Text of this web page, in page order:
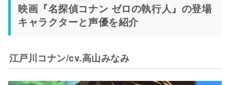
映画『名探偵コナン ゼロの執行人』の登場
キャラクターと声優を紹介
江戸川コナン/cv.高山みなみ